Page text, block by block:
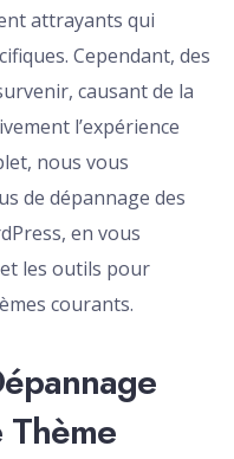
attrayants qui
Cependant, des
causant de la
l’expérience
nous vous
de dépannage des
en vous
les outils pour
courants.